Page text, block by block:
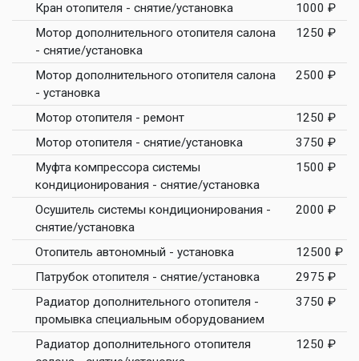
Кран отопителя - снятие/установка
1000 ₽
Мотор дополнительного отопителя салона
- снятие/установка
1250 ₽
Мотор дополнительного отопителя салона
- установка
2500 ₽
Мотор отопителя - ремонт
1250 ₽
Мотор отопителя - снятие/установка
3750 ₽
Муфта компрессора системы
кондиционирования - снятие/установка
1500 ₽
Осушитель системы кондиционирования -
снятие/установка
2000 ₽
Отопитель автономный - установка
12500 ₽
Патрубок отопителя - снятие/установка
2975 ₽
Радиатор дополнительного отопителя -
промывка специальным оборудованием
3750 ₽
Радиатор дополнительного отопителя
1250 ₽